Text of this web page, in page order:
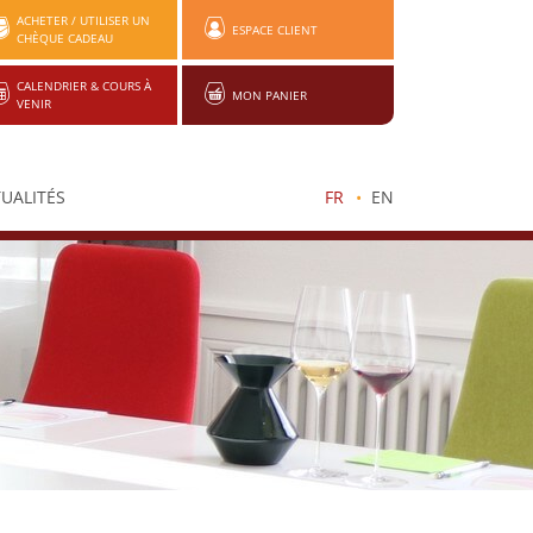
ACHETER / UTILISER UN
CHÈQUE CADEAU
CALENDRIER & COURS À
VENIR
ESPACE CLIENT
MON PANIER
FR EN